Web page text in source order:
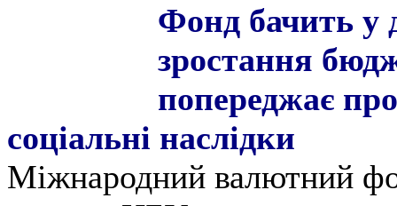
Фонд бачить у
зростання
попереджає
соціальні наслідки
Міжнародний валютний